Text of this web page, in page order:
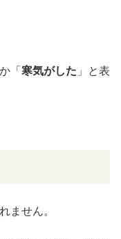
「 寒気がした 」と表
ません。